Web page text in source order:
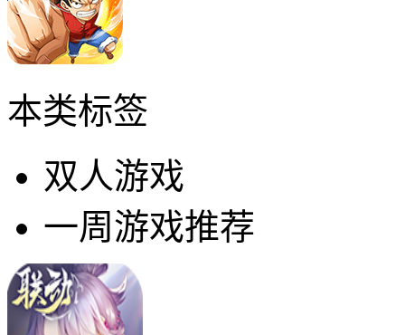
本类标签
双人游戏
一周游戏推荐